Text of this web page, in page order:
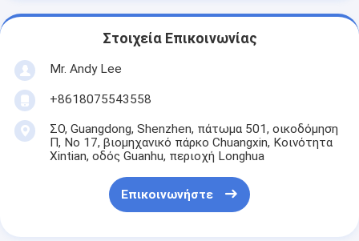
Στοιχεία Επικοινωνίας
Mr. Andy Lee
+8618075543558
ΣΟ, Guangdong, Shenzhen, πάτωμα 501, οικοδόμηση
Π, Νο 17, βιομηχανικό πάρκο Chuangxin, Κοινότητα
Xintian, οδός Guanhu, περιοχή Longhua
Επικοινωνήστε